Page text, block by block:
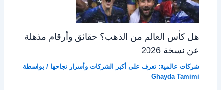
هل كأس العالم من الذهب؟ حقائق وأرقام مذهلة
عن نسخة 2026
شركات عالمية: تعرف على أكبر الشركات وأسرار نجاحها / بواسطة
Ghayda Tamimi